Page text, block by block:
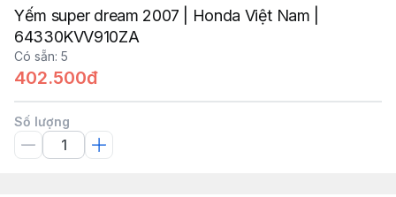
Yếm super dream 2007 | Honda Việt Nam |
64330KVV910ZA
Có sẵn: 5
402.500đ
Số lượng